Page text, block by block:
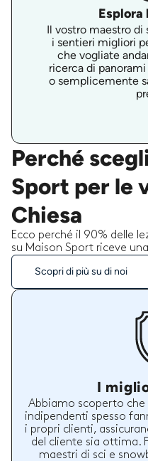
Esplora
Il vostro maestro di
i sentieri migliori
che vogliate
ricerca di
o semplicemente
Perché
Sport per le
Chiesa
Ecco perché il 90% delle
su Maison Sport riceve
Scopri di più su di noi
I
Abbiamo scoperto che
indipendenti spesso
i propri clienti,
del cliente sia ottima.
maestri di sci e